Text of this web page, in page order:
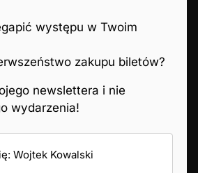
występu w Twoim
zakupu biletów?
newslettera i nie
wydarzenia!